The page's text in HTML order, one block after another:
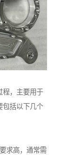
程，主要用于
包括以下几个
求高，通常需